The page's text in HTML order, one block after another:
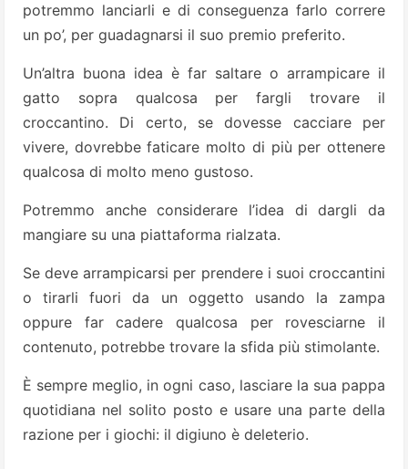
potremmo lanciarli e di conseguenza farlo correre
un po’, per guadagnarsi il suo premio preferito.
Un’altra buona idea è far saltare o arrampicare il
gatto sopra qualcosa per fargli trovare il
croccantino. Di certo, se dovesse cacciare per
vivere, dovrebbe faticare molto di più per ottenere
qualcosa di molto meno gustoso.
Potremmo anche considerare l’idea di dargli da
mangiare su una piattaforma rialzata.
Se deve arrampicarsi per prendere i suoi croccantini
o tirarli fuori da un oggetto usando la zampa
oppure far cadere qualcosa per rovesciarne il
contenuto, potrebbe trovare la sfida più stimolante.
È sempre meglio, in ogni caso, lasciare la sua pappa
quotidiana nel solito posto e usare una parte della
razione per i giochi: il digiuno è deleterio.